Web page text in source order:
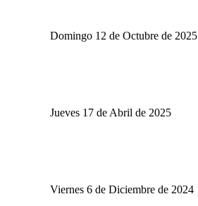
Domingo 12 de Octubre de 2025
Jueves 17 de Abril de 2025
Viernes 6 de Diciembre de 2024